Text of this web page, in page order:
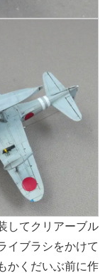
してクリアーブル
イブラシをかけて
かくだいぶ前に作